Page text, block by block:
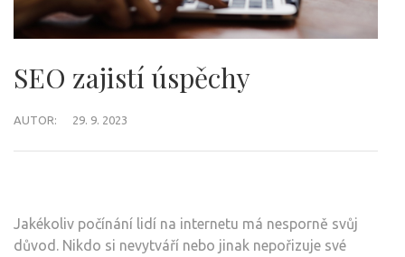
SEO zajistí úspěchy
AUTOR: 29. 9. 2023
Jakékoliv počínání lidí na internetu má nesporně svůj
důvod. Nikdo si nevytváří nebo jinak nepořizuje své